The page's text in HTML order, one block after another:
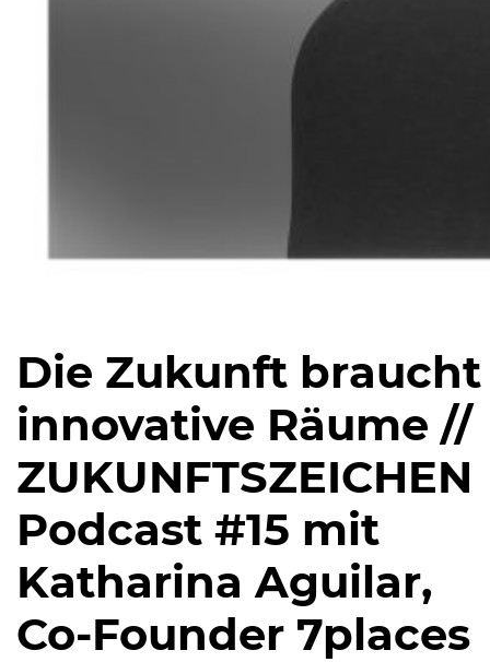
Die Zukunft braucht
innovative Räume //
ZUKUNFTSZEICHEN
Podcast #15 mit
Katharina Aguilar,
Co-Founder 7places